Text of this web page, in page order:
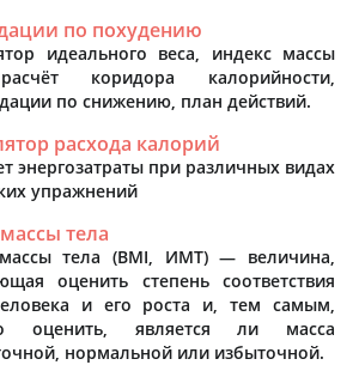
по похудению
идеального веса, индекс массы
коридора калорийности,
по снижению, план действий.
расхода калорий
энергозатраты при различных видах
упражнений
тела
тела (BMI, ИМТ) — величина,
оценить степень соответствия
и его роста и, тем самым,
оценить, является ли масса
нормальной или избыточной.